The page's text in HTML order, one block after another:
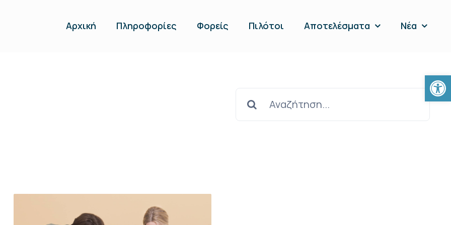
Αρχική Πληροφορίες Φορείς Πιλότοι Αποτελέσματα Νέα
for: